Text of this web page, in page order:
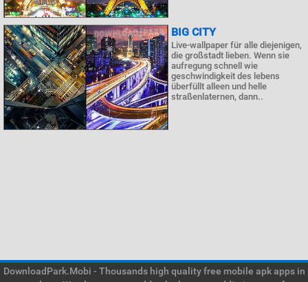
BIG CITY
Live-wallpaper für alle diejenigen,
die großstadt lieben. Wenn sie
aufregung schnell wie
geschwindigkeit des lebens
überfüllt alleen und helle
straßenlaternen, dann..
DownloadPark.Mobi - Thousands high quality free mobile apk apps in